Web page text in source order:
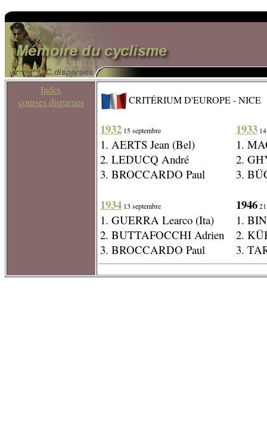
Index
courses disparues
CRITÉRIUM D'EUROPE - NICE
1932 15 septembre
1. AERTS Jean (Bel)
2. LEDUCQ André
3. BROCCARDO Paul
1934 13 septembre
1. GUERRA Learco (Ita)
2. BUTTAFOCCHI Adrien
3. BROCCARDO Paul
1933
1.
2.
3.
1946
1.
2.
3.